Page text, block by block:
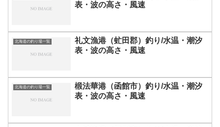
表・波の高さ・風速
北海道の釣り場一覧
礼文漁港（虻田郡）釣り/水温・潮汐
表・波の高さ・風速
北海道の釣り場一覧
椴法華港（函館市）釣り/水温・潮汐
表・波の高さ・風速